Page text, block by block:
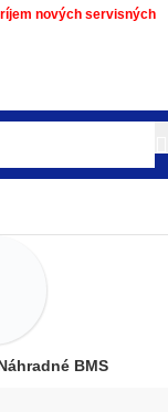
nových servisných
BMS